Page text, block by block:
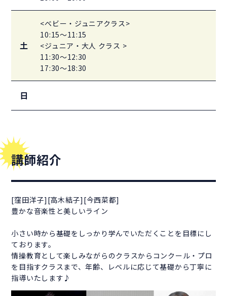
土
<ベビー・ジュニアクラス>
10:15～11:15
<ジュニア・大人 クラス >
11:30～12:30
17:30～18:30
日
講師紹介
[窪田洋子][高木結子][今西菜都]
豊かな音楽性と美しいライン
小さい時から基礎をしっかり学んでいただくことを目標にし
ております。
情操教育として楽しみながらのクラスからコンクール・プロ
を目指すクラスまで、年齢、レベルに応じて基礎から丁寧に
指導いたします♪